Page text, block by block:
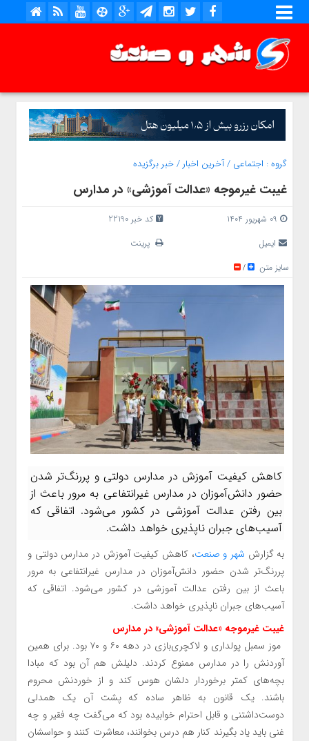
گروه : اجتماعی /آخرین اخبار /خبر برگزیده
غیبت غیرموجه «عدالت آموزشی» در مدارس
09 شهریور 1404
کد خبر 22190
ایمیل
پرینت
سایز متن
/
کاهش کیفیت آموزش در مدارس دولتی و پررنگ‌تر شدن
حضور دانش‌آموزان در مدارس غیرانتفاعی به مرور باعث از
بین رفتن عدالت آموزشی در کشور می‌شود. اتفاقی که
آسیب‌های جبران ناپذیری خواهد داشت.
به گزارش شهر و صنعت، کاهش کیفیت آموزش در مدارس دولتی و
پررنگ‌تر شدن حضور دانش‌آموزان در مدارس غیرانتفاعی به مرور
باعث از بین رفتن عدالت آموزشی در کشور می‌شود. اتفاقی که
آسیب‌های جبران ناپذیری خواهد داشت.
غیبت غیرموجه «عدالت آموزشی» در مدارس
موز سمبل پولداری و لاکچری‌بازی در دهه ۶۰ و ۷۰ بود. برای همین
آوردنش را در مدارس ممنوع کردند. دلیلش هم آن بود که مبادا
بچه‌های کمتر برخوردار دلشان هوس کند و از خوردنش محروم
باشند. یک قانون به ظاهر ساده که پشت آن یک همدلی
دوست‌داشتنی و قابل احترام خوابیده بود که می‌گفت چه فقیر و چه
غنی باید یاد بگیرند کنار هم درس بخوانند، معاشرت کنند و حواسشان